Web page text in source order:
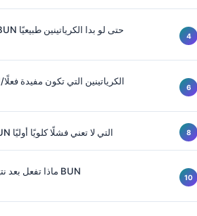
متى يهم ارتفاع BUN حتى لو بدا الكرياتينين طبيعيًا
حدود نسبة BUN/الكرياتينين التي تكون مفيدة فعلًا
أسباب ارتفاع BUN التي لا تعني فشلًا كلويًا أوليًا
ماذا تفعل بعد نتيجة غير طبيعية لـ BUN